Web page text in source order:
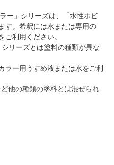
ー」シリーズは、「水性ホビ
す。希釈には水または専用の
ご利用ください。
リーズとは塗料の種類が異な
ー用うすめ液または水をご利
他の種類の塗料とは混ぜられ